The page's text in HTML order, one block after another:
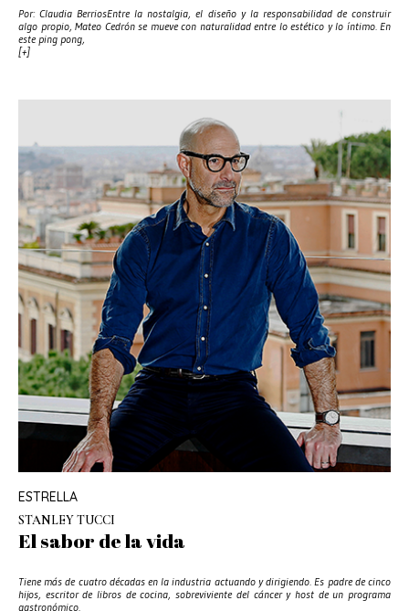
Por: Claudia BerriosEntre la nostalgia, el diseño y la responsabilidad de construir
algo propio, Mateo Cedrón se mueve con naturalidad entre lo estético y lo íntimo. En
este ping pong,
[+]
ESTRELLA
STANLEY TUCCI
El sabor de la vida
Tiene más de cuatro décadas en la industria actuando y dirigiendo. Es padre de cinco
hijos, escritor de libros de cocina, sobreviviente del cáncer y host de un programa
gastronómico.